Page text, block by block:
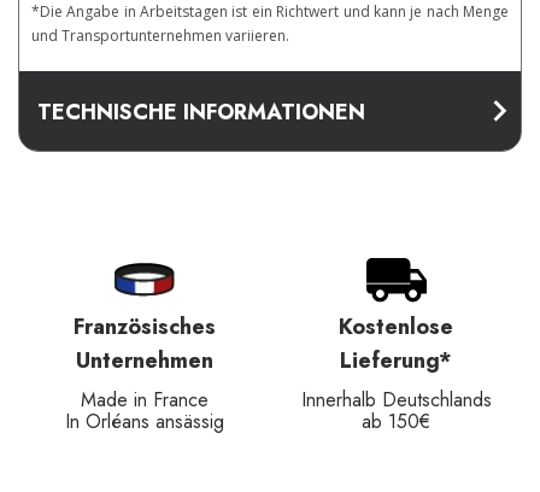
*Die Angabe in Arbeitstagen ist ein Richtwert und kann je nach Menge
und Transportunternehmen variieren.
TECHNISCHE INFORMATIONEN
Französisches
Unternehmen
Made in France
In Orléans ansässig
Kostenlose
Lieferung*
Innerhalb Deutschlands
ab 150€